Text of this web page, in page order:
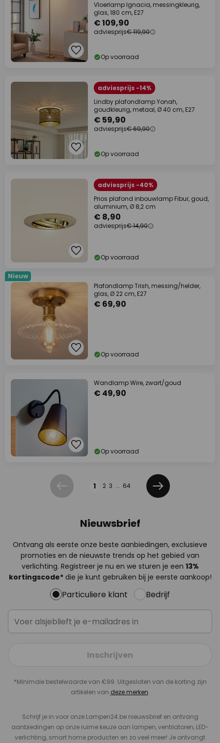
Vloerlamp Ignacia, messingkleurig,
glas, 180 cm, E27
€ 109,90
adviesprijs€ 119,90
Op voorraad
adviesprijs -14%
Lindby plafondlamp Yonah,
goudkleurig, metaal, Ø 40 cm, E27
€ 59,90
adviesprijs€ 69,90
Op voorraad
adviesprijs -40%
Prios plafond inbouwlamp Fibur, goud,
aluminium, Ø 8,2 cm
€ 8,90
adviesprijs€ 14,90
Op voorraad
Nieuw
Plafondlamp Trish, messing/helder,
glas, Ø 22 cm, E27
€ 69,90
Op voorraad
Wandlamp Wire, zwart/goud
€ 49,90
Op voorraad
Vorige 1 2 3 ... 64
Volgende
Nieuwsbrief
Ontvang als eerste onze beste aanbiedingen, exclusieve
promoties en de nieuwste trends op het gebied van
verlichting. Registreer je nu en we sturen je een 13%
kortingscode*die je kunt gebruiken bij je eerste aankoop!
Particuliere klant Bedrijf
Inschrijven
*Minimale bestelwaarde van €99. Uitgesloten van de korting zijn
artikelen van deze merken.
Schrijf je in voor onze Lampen24.be nieuwsbrief en ontvang
aanbiedingen op onze ruime keuze aan lampen, ventilatoren, LED-
verlichting, smart home producten en zo veel meer! Je ontvangt